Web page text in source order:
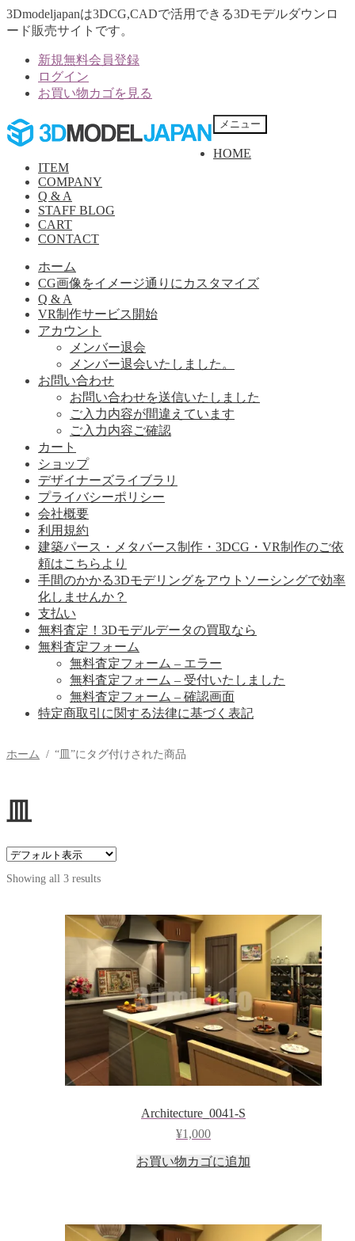
3Dmodeljapanは3DCG,CADで活用できる3Dモデルダウンロ
ード販売サイトです。
新規無料会員登録
ログイン
お買い物カゴを見る
ナ
ビ
コ
ン
メニュー
HOME
ITEM
COMPANY
Q & A
STAFF BLOG
CART
CONTACT
ホーム
CG画像をイメージ通りにカスタマイズ
Q & A
VR制作サービス開始
アカウント
メンバー退会
メンバー退会いたしました。
お問い合わせ
お問い合わせを送信いたしました
ご入力内容が間違えています
ご入力内容ご確認
カート
ショップ
デザイナーズライブラリ
プライバシーポリシー
会社概要
利用規約
建築パース・メタバース制作・3DCG・VR制作のご依
頼はこちらより
手間のかかる3Dモデリングをアウトソーシングで効率
化しませんか？
支払い
無料査定！3Dモデルデータの買取なら
無料査定フォーム
無料査定フォーム – エラー
無料査定フォーム – 受付いたしました
無料査定フォーム – 確認画面
特定商取引に関する法律に基づく表記
ホーム / “皿”にタグ付けされた商品
皿
Showing all 3 results
Architecture_0041-S
¥1,000
お買い物カゴに追加